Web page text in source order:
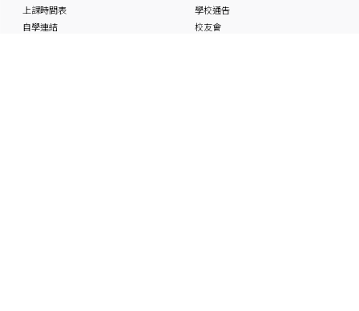
上課時間表
自學連結
學校通告
校友會